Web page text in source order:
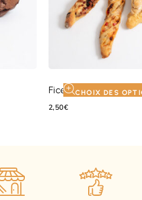
Ficelle salée
2,50€
CHOIX DES